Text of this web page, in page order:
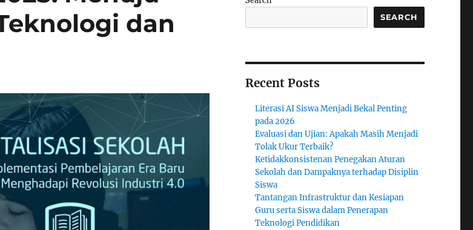
dan
SEARCH
Recent Posts
Literasi AI Siswa Menjadi Bekal Penting
pada 2026
Evaluasi dan Ujian: Apakah Masih Menjadi
Tolak Ukur Terbaik?
Ketidakkonsistenan Penegakan Aturan
Sekolah dan Dampaknya terhadap Disiplin
Siswa
Tantangan Infrastruktur dan Kesiapan
Guru serta Siswa dalam Penerapan
Teknologi Pendidikan